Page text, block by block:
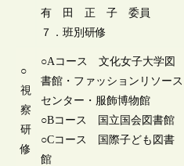
有 田 正 子 委員
７．班別研修
○
視
察
研
修
○Aコース 文化女子大学図
書館・ファッションリソース
センター・服飾博物館
○Bコース 国立国会図書館
○Cコース 国際子ども図書
館